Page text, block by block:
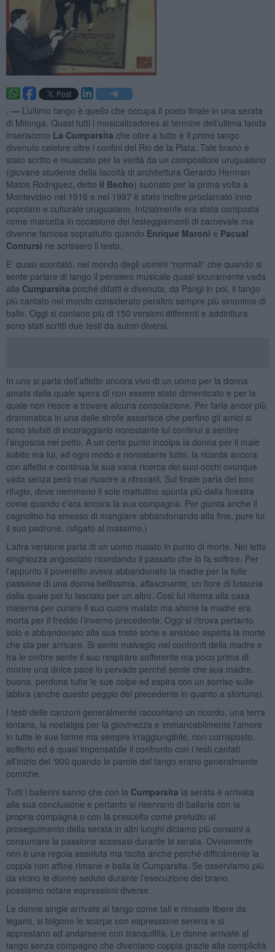
. — L’ultimo tango è quello che occupa il posto finale in una serata
di Milonga. Quasi tutti i musicalizadores al termine dell’ultima tanda
inseriscono La Cumparsita che oltre a tutto è il primo tango
divenuto celebre oltre i confini del Rio de la Plata. Tale brano è
stato scritto e musicato per la verità da un compositore uruguaiano
(giovane studente della facoltà di architettura Gerardo Herman
Matos Rodriguez, detto il Becho) suonato per la prima volta a
Montevideo nel 1916 e nel 1997 è stato inoltre proclamato inno
popolare e culturale uruguaiano. Inizialmente era stata composta
come marcetta in occasione dei festeggiamenti di carnevale ma
divenne famosa soprattutto quando Enrique Maroni e Pacual
Contursi ne scrissero il testo.
E’ quasi scontato, nel mondo degli uomini “normali” che quando si
sente parlare di tango il pensiero musicale quasi sicuramente vada
alla Cumparsita poiché difatti è divenuta, da Parigi in poi, il tango
più cantato nel mondo considerato peraltro sempre più sinonimo di
ballo. Oggi si contano più di 150 versioni differenti e addirittura
sono stati scritti due testi da autori diversi.
In uno si parla dell’affetto ancora vivo di un uomo per la donna
amata dalla quale spera di non essere stato dimenticato e per la
quale non riesce a trovare alcuna consolazione. Per farla ancor più
drammatica in una delle strofe asserisce che perfino gli amici si
sono stufati di incoraggiarlo nonostante lui continui a sentire
l’angoscia nel petto. A un certo punto incolpa la donna per il male
subito ma lui, ad ogni modo e nonostante tutto, la ricorda ancora
con affetto e continua la sua vana ricerca dei suoi occhi ovunque
vada senza però mai riuscire a ritrovarli. Sul finale parla del loro
rifugio, dove nemmeno il sole mattutino spunta più dalla finestra
come quando c’era ancora la sua compagna. Per giunta anche il
cagnolino ha smesso di mangiare abbandonando alla fine, pure lui
il suo padrone. (sfigato al massimo.)
L’altra versione parla di un uomo malato in punto di morte. Nel letto
singhiozza angosciato ricordando il passato che lo fa soffrire. Per
l’appunto il poveretto aveva abbandonato la madre per la folle
passione di una donna bellissima, affascinante, un fiore di lussuria
dalla quale poi fu lasciato per un altro. Così lui ritorna alla casa
materna per curare il suo cuore malato ma ahimè la madre era
morta per il freddo l’inverno precedente. Oggi si ritrova pertanto
solo e abbandonato alla sua triste sorte e ansioso aspetta la morte
che sta per arrivare. Si sente malvagio nei confronti della madre e
tra le ombre sente il suo respirare sofferente ma poco prima di
morire una dolce pace lo pervade perché sente che sua madre,
buona, perdona tutte le sue colpe ed espira con un sorriso sulle
labbra (anche questo peggio del precedente in quanto a sfortuna).
I testi delle canzoni generalmente raccontano un ricordo, una terra
lontana, la nostalgia per la giovinezza e immancabilmente l’amore
in tutte le sue forme ma sempre irraggiungibile, non corrisposto,
sofferto ed è quasi impensabile il confronto con i testi cantati
all’inizio del ‘900 quando le parole del tango erano generalmente
comiche.
Tutti i ballerini sanno che con la Cumparsita la serata è arrivata
alla sua conclusione e pertanto si riservano di ballarla con la
propria compagna o con la prescelta come preludio al
proseguimento della serata in altri luoghi diciamo più consoni a
consumare la passione accesasi durante la serata. Ovviamente
non è una regola assoluta ma tacita anche perché difficilmente la
coppia non affine rimane e balla la Cumparsita. Se osserviamo più
da vicino le donne sedute durante l’esecuzione del brano,
possiamo notare espressioni diverse.
Le donne single arrivate al tango come tali e rimaste libere da
legami, si tolgono le scarpe con espressione serena e si
apprestano ad andarsene con tranquillità. Le donne arrivate al
tango senza compagno che diventano coppia grazie alla complicità